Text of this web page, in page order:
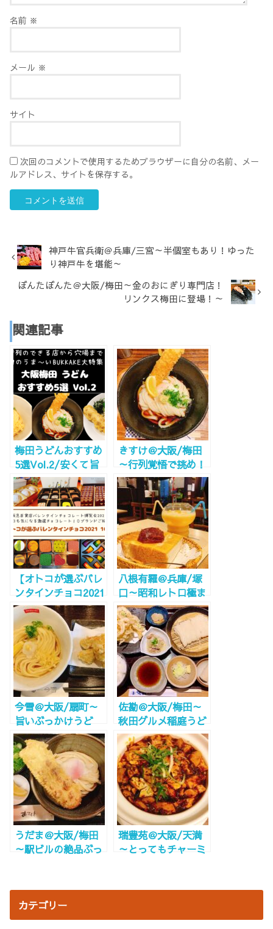
名前 ※
メール ※
サイト
次回のコメントで使用するためブラウザーに自分の名前、メー
ルアドレス、サイトを保存する。
神戸牛官兵衛＠兵庫/三宮～半個室もあり！ゆった
り神戸牛を堪能～
ぼんたぼんた＠大阪/梅田～金のおにぎり専門店！
リンクス梅田に登場！～
関連記事
梅田うどんおすすめ
5選Vol.2/安くて旨
いぶっかけ大集合！
行列のできる店から
穴場まで。
きすけ＠大阪/梅田
～行列覚悟で挑め！
有名うどん店！～
【オトコが選ぶバレ
ンタインチョコ2021
おすすめ10選】阪急
百貨店チョコレート
博覧会2021！ステイ
ホームのお取り寄せ
でも是非！
八根有羅＠兵庫/塚
口～昭和レトロ極ま
りない世界にタイム
スリップ～
今雪＠大阪/扇町～
旨いぶっかけうど
ん！町外れの名店～
佐勘＠大阪/梅田～
秋田グルメ稲庭うど
んが食べられる、う
どん居酒屋発見！～
うだま＠大阪/梅田
～駅ビルの絶品ぶっ
瑞豊苑＠大阪/天満
～とってもチャーミ
カテゴリー